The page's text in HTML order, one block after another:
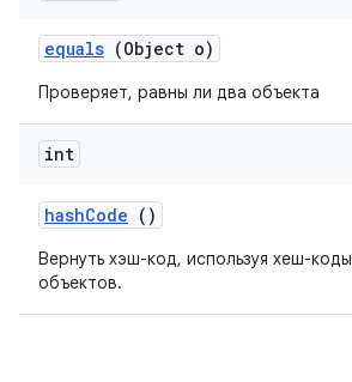
equals (Object o)
Проверяет, равны ли два объекта
int
hashCode ()
Вернуть хэш-код, используя хеш-
объектов.